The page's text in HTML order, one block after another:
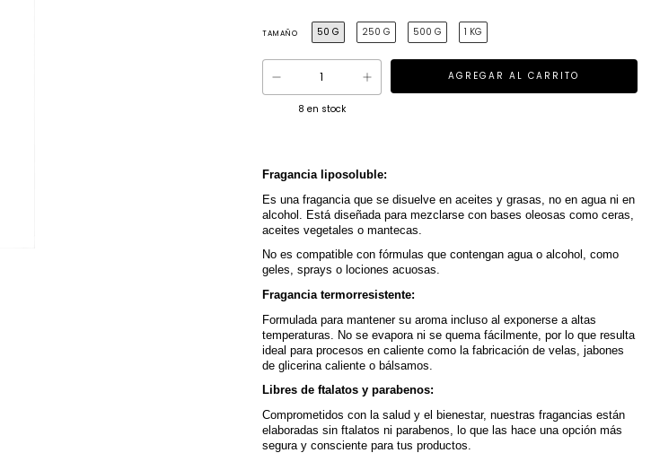
TAMAÑO 50 G 250 G 500 G 1 KG
8 en stock
Fragancia liposoluble:
Es una fragancia que se disuelve en aceites y grasas, no en agua ni en
alcohol. Está diseñada para mezclarse con bases oleosas como ceras,
aceites vegetales o mantecas.
No es compatible con fórmulas que contengan agua o alcohol, como
geles, sprays o lociones acuosas.
Fragancia termorresistente:
Formulada para mantener su aroma incluso al exponerse a altas
temperaturas. No se evapora ni se quema fácilmente, por lo que resulta
ideal para procesos en caliente como la fabricación de velas, jabones
de glicerina caliente o bálsamos.
Libres de ftalatos y parabenos:
Comprometidos con la salud y el bienestar, nuestras fragancias están
elaboradas sin ftalatos ni parabenos, lo que las hace una opción más
segura y consciente para tus productos.